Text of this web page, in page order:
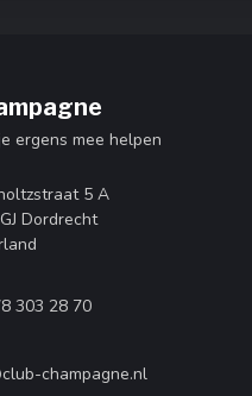
ergens mee helpen
5 A
Dordrecht
303 28 70
champagne.nl